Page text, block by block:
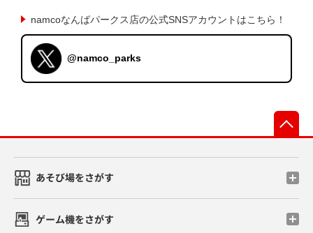
namcoなんばパークス店の公式SNSアカウントはこちら！
@namco_parks
あそび場をさがす
ゲーム機をさがす